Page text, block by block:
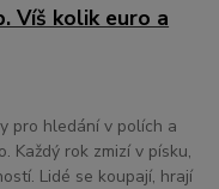
Víš kolik euro a
pro hledání v polích a
Každý rok zmizí v písku,
Lidé se koupají, hrají